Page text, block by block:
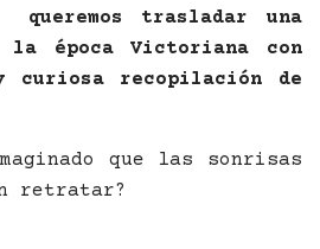
queremos trasladar una
la época Victoriana con
curiosa recopilación de
que las sonrisas
retratar?